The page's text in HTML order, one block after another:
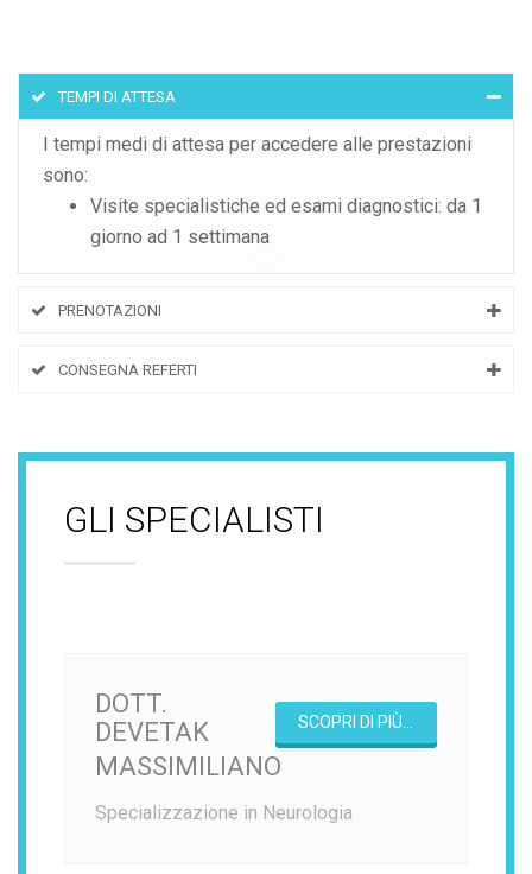
TEMPI DI ATTESA
I tempi medi di attesa per accedere alle prestazioni
sono:
Visite specialistiche ed esami diagnostici: da 1
giorno ad 1 settimana
PRENOTAZIONI
CONSEGNA REFERTI
GLI SPECIALISTI
SCOPRI DI PIÙ...
DOTT.
DEVETAK
MASSIMILIANO
Specializzazione in Neurologia